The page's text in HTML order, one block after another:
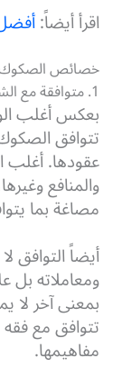
اقرأ أيضاً:أفضل
خصائص
1. متوافقة مع الشريعة الإسلامية وعقودها
بعكس أغلب
تتوافق
عقودها. أغلب
والمنافع
مصاغة بما
أيضاً
ومعاملاته بل
بمعنى آخر
تتوافق مع
مفاهيمها.